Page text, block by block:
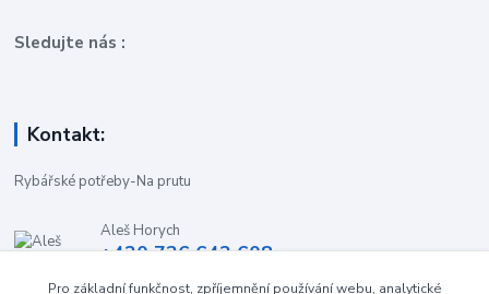
Sledujte nás :
Kontakt:
Rybářské potřeby-Na prutu
Aleš Horych
+420 736 642 608
Pro základní funkčnost, zpříjemnění používání webu, analytické